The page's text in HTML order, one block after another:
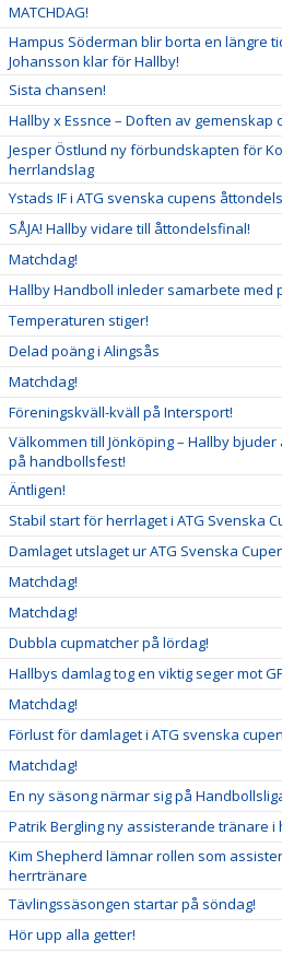
MATCHDAG!
Hampus Söderman blir borta en längre
Johansson klar för Hallby!
Sista chansen!
Hallby x Essnce – Doften av gemenskap
Jesper Östlund ny förbundskapten för
herrlandslag
Ystads IF i ATG svenska cupens
SÅJA! Hallby vidare till åttondelsfinal!
Matchdag!
Hallby Handboll inleder samarbete med
Temperaturen stiger!
Delad poäng i Alingsås
Matchdag!
Föreningskväll-kväll på Intersport!
Välkommen till Jönköping – Hallby
på handbollsfest!
Äntligen!
Stabil start för herrlaget i ATG Svenska
Damlaget utslaget ur ATG Svenska
Matchdag!
Matchdag!
Dubbla cupmatcher på lördag!
Hallbys damlag tog en viktig seger mot
Matchdag!
Förlust för damlaget i ATG svenska cupen
Matchdag!
En ny säsong närmar sig på
Patrik Bergling ny assisterande tränare i
Kim Shepherd lämnar rollen som
herrtränare
Tävlingssäsongen startar på söndag!
Hör upp alla getter!